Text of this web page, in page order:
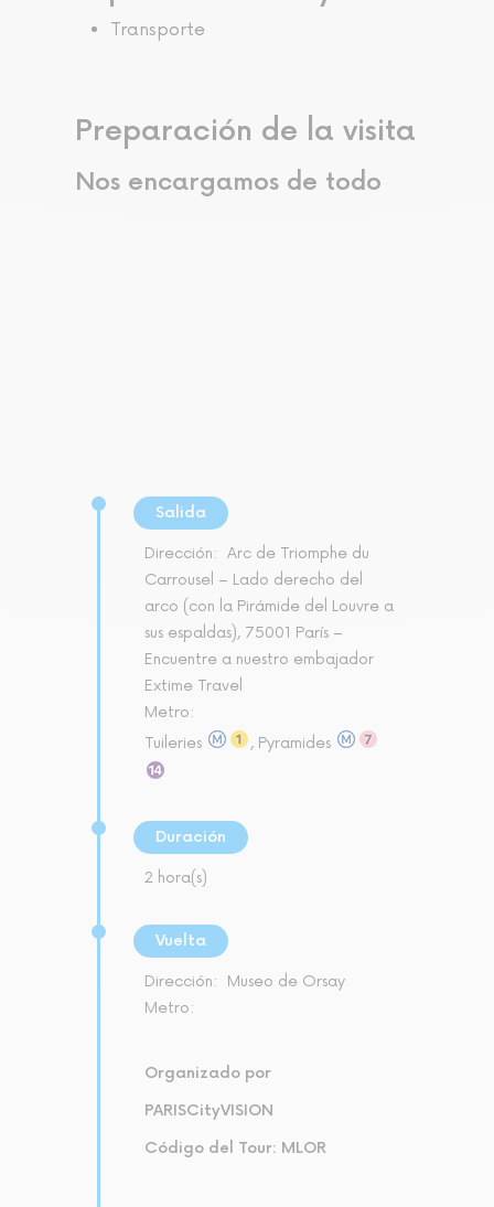
Transporte
Preparación de la visita
Nos encargamos de todo
Salida
Dirección: Arc de Triomphe du
Carrousel – Lado derecho del
arco (con la Pirámide del Louvre a
sus espaldas), 75001 París –
Encuentre a nuestro embajador
Extime Travel
Metro:
Tuileries
, Pyramides
Duración
2 hora(s)
Vuelta
Dirección:
Museo de Orsay
Metro:
Organizado por
PARISCityVISION
Código del Tour: MLOR